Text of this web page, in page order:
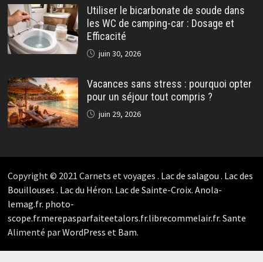
Utiliser le bicarbonate de soude dans
les WC de camping-car : Dosage et
Efficacité
juin 30, 2026
Vacances sans stress : pourquoi opter
pour un séjour tout compris ?
juin 29, 2026
Copyright © 2021 Carnets et voyages . Lac de salagou . Lac des
Bouillouses . Lac du Héron. Lac de Sainte-Croix.Anola-
lemag.fr. photo-
scope.fr.merepasparfaiteetalors.fr.librecommelair.fr.Sante
Alimenté parWordPress et Bam.